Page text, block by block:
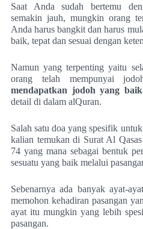
Saat Anda sudah bertemu
semakin jauh, mungkin orang
Anda harus bangkit dan harus
baik, tepat dan sesuai dengan
Namun yang terpenting yaitu
orang telah mempunyai
mendapatkan jodoh yang baik
detail di dalam alQuran.
Salah satu doa yang spesifik
kalian temukan di Surat Al
74 yang mana sebagai bentuk
sesuatu yang baik melalui
Sebenarnya ada banyak ayat-
memohon kehadiran pasangan
ayat itu mungkin yang lebih
pasangan.